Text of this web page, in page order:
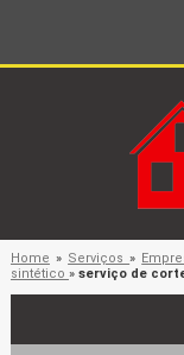
Home » Serviços»
sintético » serviço de